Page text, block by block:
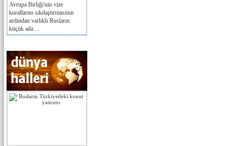
Avrupa Birliği'nin vize
kurallarını sıkılaştırmasının
ardından varlıklı Rusların
küçük ada ...